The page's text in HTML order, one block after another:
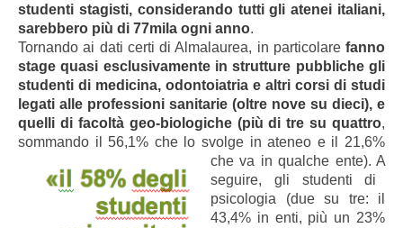
studenti stagisti, considerando tutti gli atenei italiani,
sarebbero più di 77mila ogni anno.
Tornando ai dati certi di Almalaurea, in particolarefanno
stage quasi esclusivamente in strutture pubbliche gli
studenti di medicina, odontoiatria e altri corsi di studi
legati alle professioni sanitarie (oltre nove su dieci), e
quelli di facoltà geo-biologiche (più di tre su quattro,
sommando il 56,1% che lo svolge in ateneo e il 21,6%
che va in qualche ente). A
seguire, gli studenti di
psicologia (due su tre: il
43,4% in enti, più un 23%